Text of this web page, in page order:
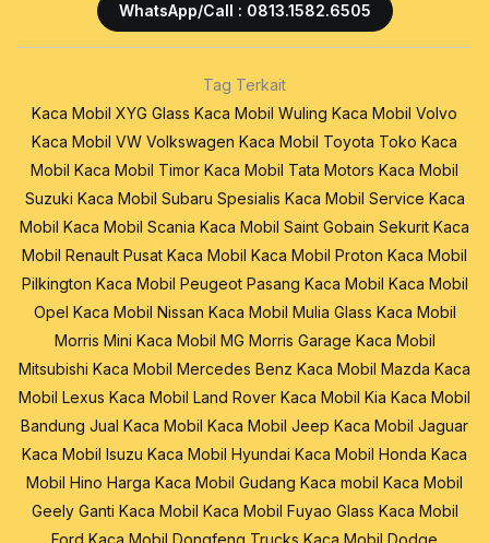
WhatsApp/Call : 0813.1582.6505
Tag Terkait
Kaca Mobil XYG Glass Kaca Mobil Wuling Kaca Mobil Volvo
Kaca Mobil VW Volkswagen Kaca Mobil Toyota Toko Kaca
Mobil Kaca Mobil Timor Kaca Mobil Tata Motors Kaca Mobil
Suzuki Kaca Mobil Subaru Spesialis Kaca Mobil Service Kaca
Mobil Kaca Mobil Scania Kaca Mobil Saint Gobain Sekurit Kaca
Mobil Renault Pusat Kaca Mobil Kaca Mobil Proton Kaca Mobil
Pilkington Kaca Mobil Peugeot Pasang Kaca Mobil Kaca Mobil
Opel Kaca Mobil Nissan Kaca Mobil Mulia Glass Kaca Mobil
Morris Mini Kaca Mobil MG Morris Garage Kaca Mobil
Mitsubishi Kaca Mobil Mercedes Benz Kaca Mobil Mazda Kaca
Mobil Lexus Kaca Mobil Land Rover Kaca Mobil Kia Kaca Mobil
Bandung Jual Kaca Mobil Kaca Mobil Jeep Kaca Mobil Jaguar
Kaca Mobil Isuzu Kaca Mobil Hyundai Kaca Mobil Honda Kaca
Mobil Hino Harga Kaca Mobil Gudang Kaca mobil Kaca Mobil
Geely Ganti Kaca Mobil Kaca Mobil Fuyao Glass Kaca Mobil